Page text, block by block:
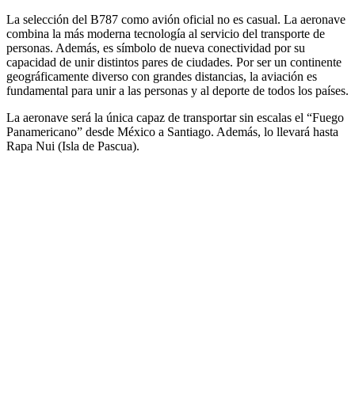
La selección del B787 como avión oficial no es casual. La aeronave
combina la más moderna tecnología al servicio del transporte de
personas. Además, es símbolo de nueva conectividad por su
capacidad de unir distintos pares de ciudades. Por ser un continente
geográficamente diverso con grandes distancias, la aviación es
fundamental para unir a las personas y al deporte de todos los países.
La aeronave será la única capaz de transportar sin escalas el “Fuego
Panamericano” desde México a Santiago. Además, lo llevará hasta
Rapa Nui (Isla de Pascua).